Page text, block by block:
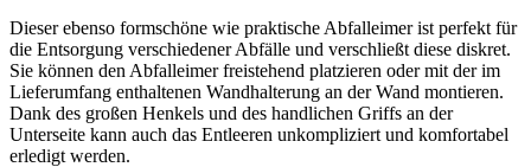
Dieser ebenso formschöne wie praktische Abfalleimer ist perfekt für
die Entsorgung verschiedener Abfälle und verschließt diese diskret.
Sie können den Abfalleimer freistehend platzieren oder mit der im
Lieferumfang enthaltenen Wandhalterung an der Wand montieren.
Dank des großen Henkels und des handlichen Griffs an der
Unterseite kann auch das Entleeren unkompliziert und komfortabel
erledigt werden.